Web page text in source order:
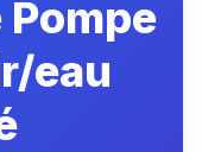
eau